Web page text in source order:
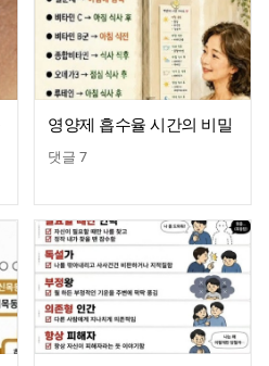
영양제 흡수율 시간의 비밀
댓글 7